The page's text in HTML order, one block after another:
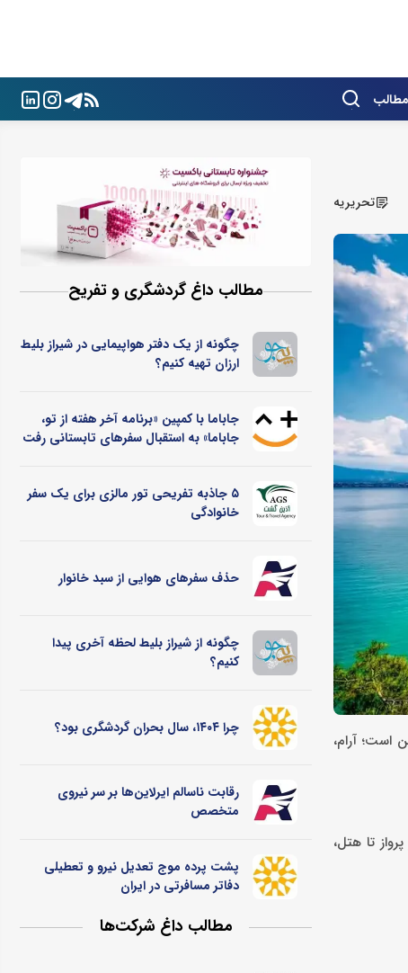
تحریریه
آرام،
تا هتل،
مطالب داغ گردشگری و تفریح
چگونه از یک دفتر هواپیمایی در شیراز بلیط
ارزان تهیه کنیم؟
جاباما با کمپین «برنامه آخر هفته از تو،
جاباما» به استقبال سفرهای تابستانی رفت
۵ جاذبه تفریحی تور مالزی برای یک سفر
خانوادگی
حذف سفرهای هوایی از سبد خانوار
چگونه از شیراز بلیط لحظه آخری پیدا
کنیم؟
چرا ۱۴۰۴، سال بحران گردشگری بود؟
رقابت ناسالم ایرلاین‌ها بر سر نیروی
متخصص
پشت پرده موج تعدیل نیرو و تعطیلی
دفاتر مسافرتی در ایران
مطالب داغ شرکت‌ها